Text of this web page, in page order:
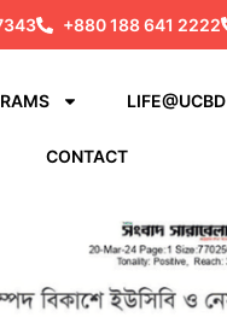
+880 188 641 2222
LIFE@UCBD
CONTACT